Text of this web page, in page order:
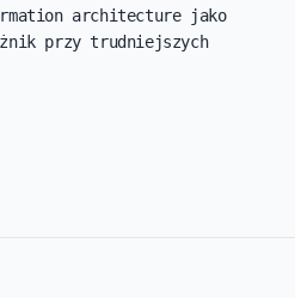
architecture jako
przy trudniejszych